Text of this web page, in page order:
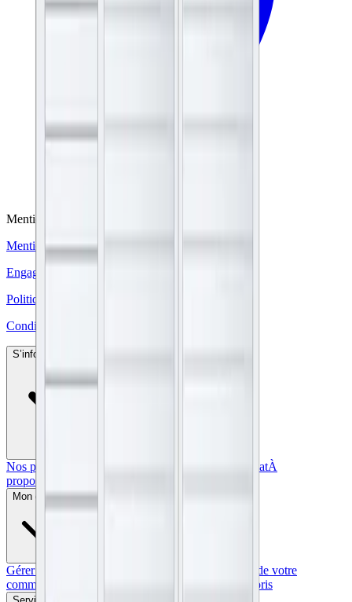
Mentions légales
Mentions légales
Engagement de confidentialité
Politique des cookies
Conditions d'utilisation
S’informer et acheter
Nos produits Aide à l’achatÀ
propos
Mon compte
Gérer votre profil
État de votre
commande
Favoris